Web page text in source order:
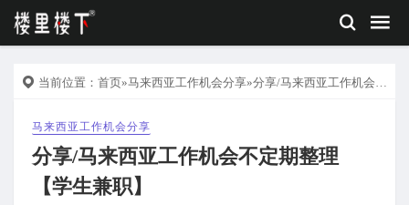
当前位置： 首页»马来西亚工作机会分享»分享/马来西亚工作机会不定期整理【学生兼职】
马来西亚工作机会分享
分享/马来西亚工作机会不定期整理
【学生兼职】